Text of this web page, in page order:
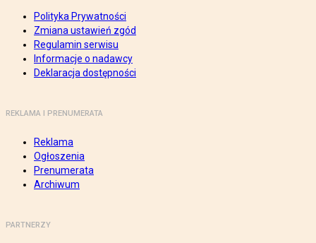
Polityka Prywatności
Zmiana ustawień zgód
Regulamin serwisu
Informacje o nadawcy
Deklaracja dostępności
REKLAMA I PRENUMERATA
Reklama
Ogłoszenia
Prenumerata
Archiwum
PARTNERZY